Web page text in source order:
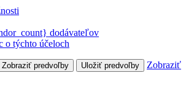
dodávateľov
o týchto účeloch
Zobraziť predvoľby Uložiť predvoľby
Zobraziť